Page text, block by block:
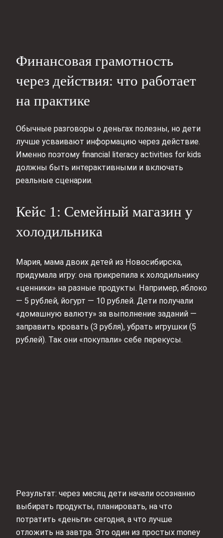
Финансовая грамотность
через действия: что работает
на практике
Обычные разговоры о деньгах полезны, но дети
лучше усваивают информацию через действие.
Именно поэтому financial literacy activities for kids
должны быть интерактивными и включать
реальные сценарии.
Кейс 1: Семейный магазин у
холодильника
Мария, мама двоих детей из Новосибирска,
придумала игру: она прикрепила к холодильнику
«ценники» на разные продукты. Например, яблоко
— 5 рублей, йогурт — 10 рублей. Дети получали
«домашную валюту» за выполнение заданий —
заправить кровать (3 рубля), убрать игрушки (5
рублей). Так они «покупали» себе перекусы.
Результат: через месяц дети начали осознанно
выбирать продукты, планировать, на что
потратить «деньги» сегодня, а что лучше
отложить на завтра. Это один из простых money